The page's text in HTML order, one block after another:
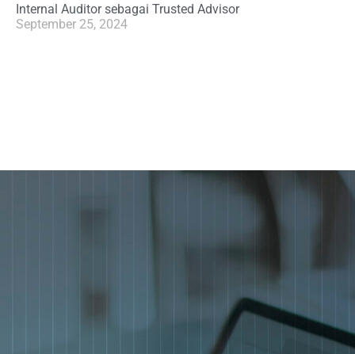
Internal Auditor sebagai Trusted Advisor
September 25, 2024